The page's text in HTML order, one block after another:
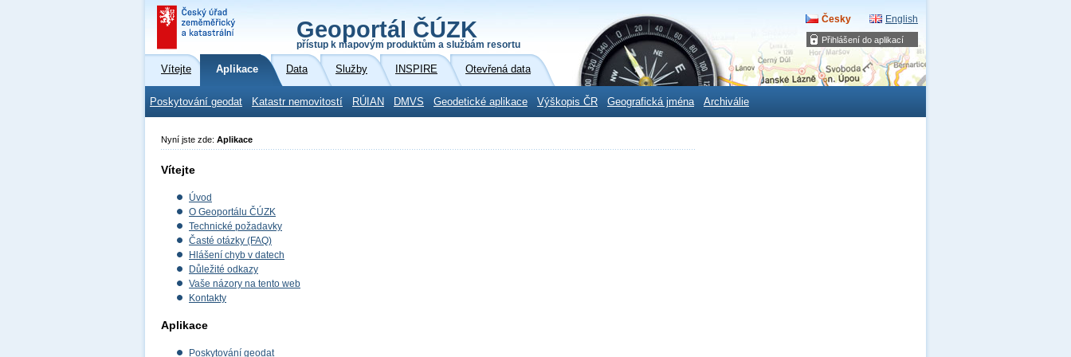
Přihlášení do aplikací
Geoportál ČÚZK
přístup k mapovým produktům a službám resortu
Česky English
Vítejte Aplikace Data Služby INSPIRE Otevřená data
Poskytování geodat Katastr nemovitostí RÚIAN DMVS Geodetické aplikace Výškopis ČR Geografická jména Archiválie
Nyní jste zde: Aplikace
Vítejte
Úvod
O Geoportálu ČÚZK
Technické požadavky
Časté otázky (FAQ)
Hlášení chyb v datech
Důležité odkazy
Vaše názory na tento web
Kontakty
Aplikace
Poskytování geodat